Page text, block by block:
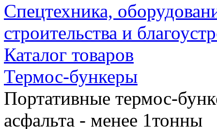
Спецтехника,
строительства и
Каталог товаров
Термос-бункеры
Портативные термос-
асфальта - менее 1тонны